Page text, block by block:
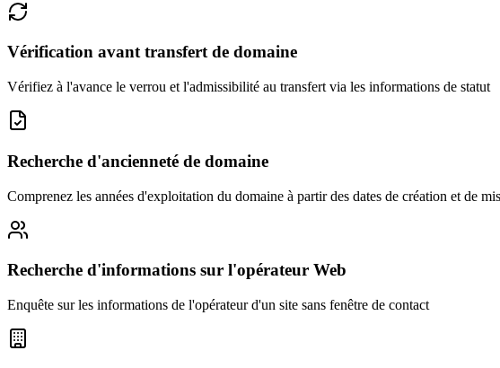
Vérification avant transfert de domaine
Vérifiez à l'avance le verrou et l'admissibilité au transfert via les informations de statut
Recherche d'ancienneté de domaine
Comprenez les années d'exploitation du domaine à partir des dates de création et de
Recherche d'informations sur l'opérateur Web
Enquête sur les informations de l'opérateur d'un site sans fenêtre de contact